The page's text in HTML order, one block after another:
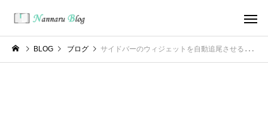
BLOG ブログ サイドバーのウィジェットを自動追尾させるプラグイン「Fixed Widget and Sticky Elements」が圧倒的にオススメ！